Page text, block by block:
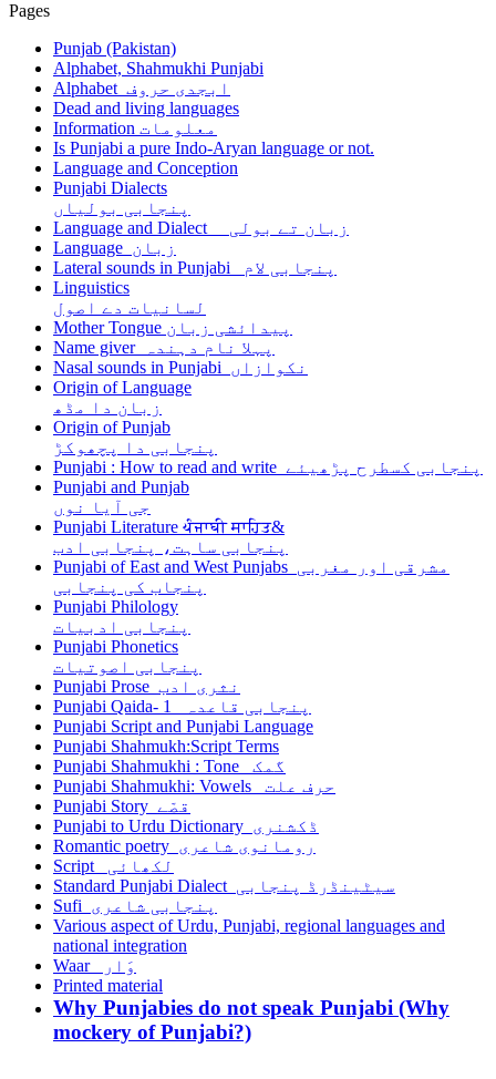
Pages
Punjab (Pakistan)
Alphabet, Shahmukhi Punjabi
Alphabet ابجدی حروف
Dead and living languages
Information معلومات
Is Punjabi a pure Indo-Aryan language or not.
Language and Conception
Punjabi Dialects
پنجابی بولیاں
Language and Dialect زبان تے بولی
Language زبان
Lateral sounds in Punjabi پنجابی لام
Linguistics
لسانیات دے اصول
Mother Tongue پیدائشی زبان
Name giver پہلا نام دہندہ
Nasal sounds in Punjabi نکوازاں
Origin of Language
زبان دا مڈھ
Origin of Punjab
پنجابی دا پچھوکڑ
Punjabi : How to read and write پنجابی کسطرح پڑھیئے
Punjabi and Punjab
جی آیا نوں
Punjabi Literature ਪੰਜਾਬੀ ਸਾਹਿਤ&
پنجابی ساہت، پنجابی ادب
Punjabi of East and West Punjabs مشرقی اور مغربی
پنجاب کی پنجابی
Punjabi Philology
پنجابی ادبیات
Punjabi Phonetics
پنجابی اصوتیات
Punjabi Prose نثری ادب
Punjabi Qaida- 1 پنجابی قاعدہ
Punjabi Script and Punjabi Language
Punjabi Shahmukh:Script Terms
Punjabi Shahmukhi : Tone گمک
Punjabi Shahmukhi: Vowels حرف علت
Punjabi Story قصّے
Punjabi to Urdu Dictionary ڈکشنری
Romantic poetry رومانوی شاعری
Script لکھائی
Standard Punjabi Dialect سیٹینڈرڈ پنجابی
Sufi پنجابی شاعری
Various aspect of Urdu, Punjabi, regional languages and
national integration
Waar وَار
Printed material
Why Punjabies do not speak Punjabi (Why
mockery of Punjabi?)